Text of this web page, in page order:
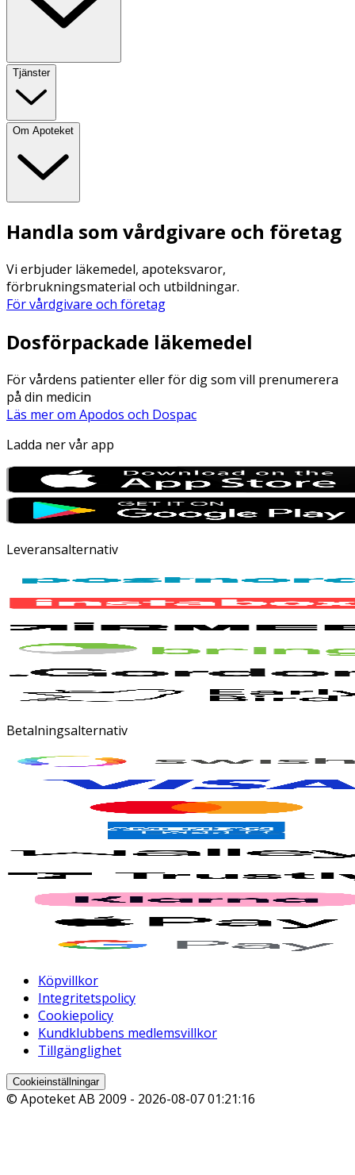
Tjänster
Om Apoteket
Handla som vårdgivare och företag
Vi erbjuder läkemedel, apoteksvaror,
förbrukningsmaterial och utbildningar.
För vårdgivare och företag
Dosförpackade läkemedel
För vårdens patienter eller för dig som vill prenumerera
på din medicin
Läs mer om Apodos och Dospac
Ladda ner vår app
Leveransalternativ
Betalningsalternativ
Köpvillkor
Integritetspolicy
Cookiepolicy
Kundklubbens medlemsvillkor
Tillgänglighet
Cookieinställningar
© Apoteket AB 2009 - 2026-08-07 01:21:16